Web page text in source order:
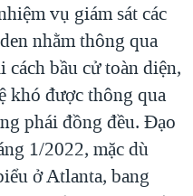
vụ giám sát các
nhằm thông qua
cách bầu cử toàn diện,
khó được thông qua
phái đồng đều. Đạo
1/2022, mặc dù
ở Atlanta, bang